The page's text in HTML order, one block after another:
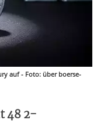
auf - Foto: über boerse-
48 2-